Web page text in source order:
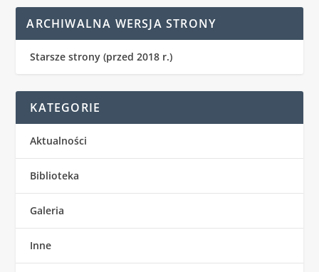
ARCHIWALNA WERSJA STRONY
Starsze strony (przed 2018 r.)
KATEGORIE
Aktualności
Biblioteka
Galeria
Inne